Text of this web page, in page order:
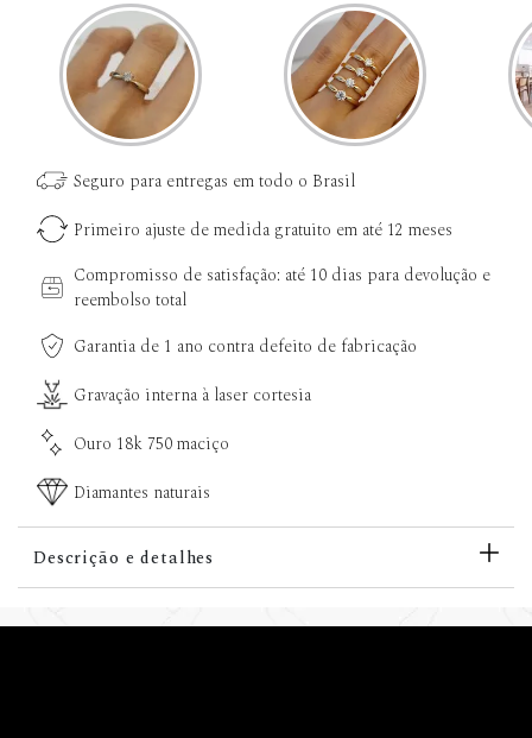
Seguro para entregas em todo o Brasil
Primeiro ajuste de medida gratuito em até 12 meses
Compromisso de satisfação: até 10 dias para devolução e
reembolso total
Garantia de 1 ano contra defeito de fabricação
Gravação interna à laser cortesia
Ouro 18k 750 maciço
Diamantes naturais
Descrição e detalhes